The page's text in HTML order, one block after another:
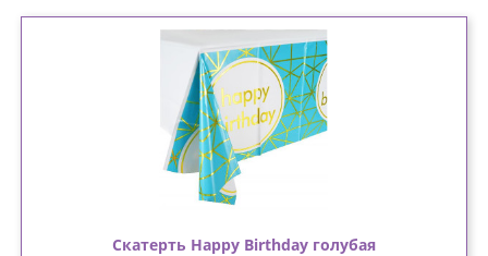
Скатерть Happy Birthday голубая